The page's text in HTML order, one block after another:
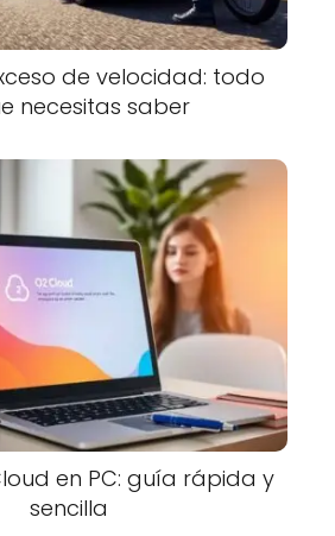
de velocidad: todo
necesitas saber
en PC: guía rápida y
sencilla